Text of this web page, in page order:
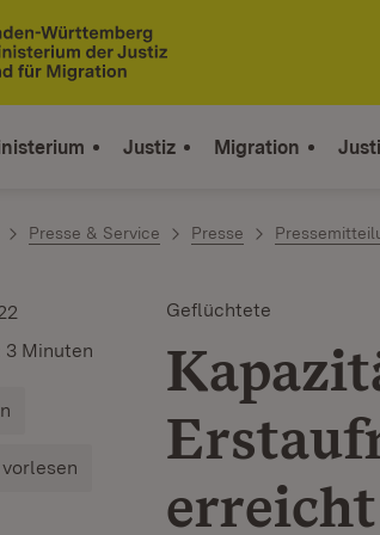
Startseite
Justiz Migration
Presse & Service Presse
Geflüchtete
erreicht
3 Minuten